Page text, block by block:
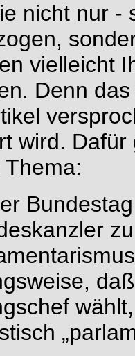
nicht nur -
vielleicht
Denn
wird.